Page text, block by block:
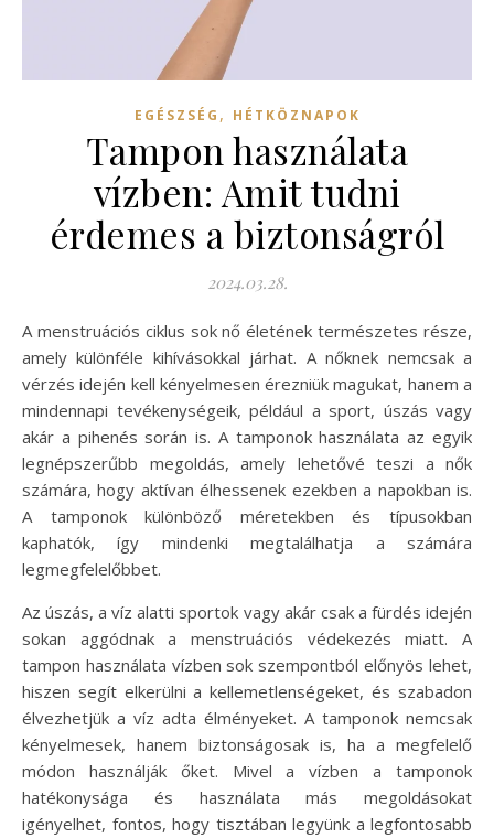
EGÉSZSÉG , HÉTKÖZNAPOK
Tampon használata
vízben: Amit tudni
érdemes a biztonságról
2024.03.28.
A menstruációs ciklus sok nő életének természetes része,
amely különféle kihívásokkal járhat. A nőknek nemcsak a
vérzés idején kell kényelmesen érezniük magukat, hanem a
mindennapi tevékenységeik, például a sport, úszás vagy
akár a pihenés során is. A tamponok használata az egyik
legnépszerűbb megoldás, amely lehetővé teszi a nők
számára, hogy aktívan élhessenek ezekben a napokban is.
A tamponok különböző méretekben és típusokban
kaphatók, így mindenki megtalálhatja a számára
legmegfelelőbbet.
Az úszás, a víz alatti sportok vagy akár csak a fürdés idején
sokan aggódnak a menstruációs védekezés miatt. A
tampon használata vízben sok szempontból előnyös lehet,
hiszen segít elkerülni a kellemetlenségeket, és szabadon
élvezhetjük a víz adta élményeket. A tamponok nemcsak
kényelmesek, hanem biztonságosak is, ha a megfelelő
módon használják őket. Mivel a vízben a tamponok
hatékonysága és használata más megoldásokat
igényelhet, fontos, hogy tisztában legyünk a legfontosabb